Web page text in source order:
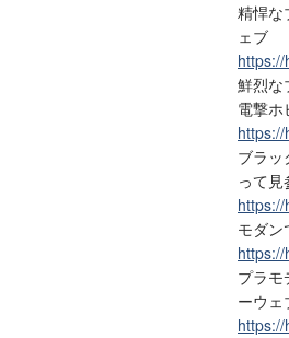
精悍な
ェブ
鮮烈な
電撃ホ
ブラッ
って
モダ
プラ
ーウェ